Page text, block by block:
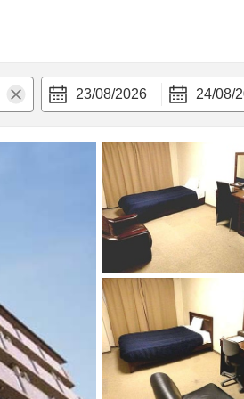
23/08/2026 24/08/
bật Tiện nghi